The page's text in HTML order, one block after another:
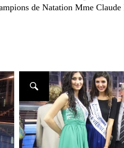
de Natation Mme